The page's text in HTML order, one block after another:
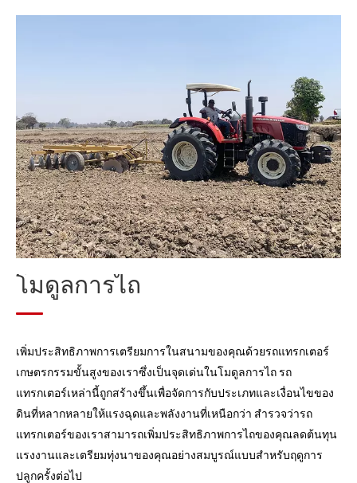
โมดูลการไถ
โมดูลเก็บเกี่ยว
โมดูลการประมวลผลข้าวหลังการเก็บเกี่ยว
โมดูลการประมวลผลฟาง
โมดูลการไถ
เพิ่มประสิทธิภาพการเตรียมการในสนามของคุณด้วยรถแทรกเตอร์
เกษตรกรรมขั้นสูงของเราซึ่งเป็นจุดเด่นในโมดูลการไถ รถ
แทรกเตอร์เหล่านี้ถูกสร้างขึ้นเพื่อจัดการกับประเภทและเงื่อนไขของ
ดินที่หลากหลายให้แรงฉุดและพลังงานที่เหนือกว่า สำรวจว่ารถ
แทรกเตอร์ของเราสามารถเพิ่มประสิทธิภาพการไถของคุณลดต้นทุน
แรงงานและเตรียมทุ่งนาของคุณอย่างสมบูรณ์แบบสำหรับฤดูการ
ปลูกครั้งต่อไป